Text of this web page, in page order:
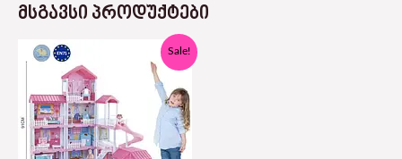
ᲛᲡᲒᲐᲕᲡᲘ ᲞᲠᲝᲓᲣᲥᲢᲔᲑᲘ
Sale!
Original
price
was:
378,00 ₾.